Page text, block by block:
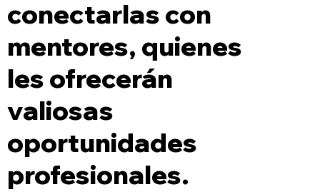
conectarlas con
mentores, quienes
les ofrecerán
valiosas
oportunidades
profesionales.